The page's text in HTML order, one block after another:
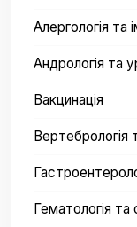
Алергологія та
Андрологія та
Вакцинація
Вертебрологія
Гематологія та